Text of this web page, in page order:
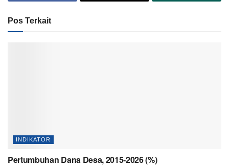
Pos Terkait
INDIKATOR
Pertumbuhan Dana Desa, 2015-2026 (%)